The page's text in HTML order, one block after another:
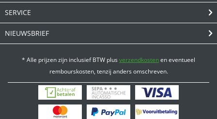
SERVICE
NIEUWSBRIEF
* Alle prijzen zijn inclusief BTW plusverzendkostenen eventueel
rembourskosten, tenzij anders omschreven.